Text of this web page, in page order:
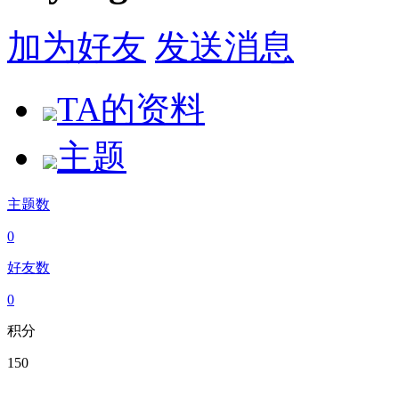
加为好友 发送消息
TA的资料
主题
主题数
0
好友数
0
积分
150